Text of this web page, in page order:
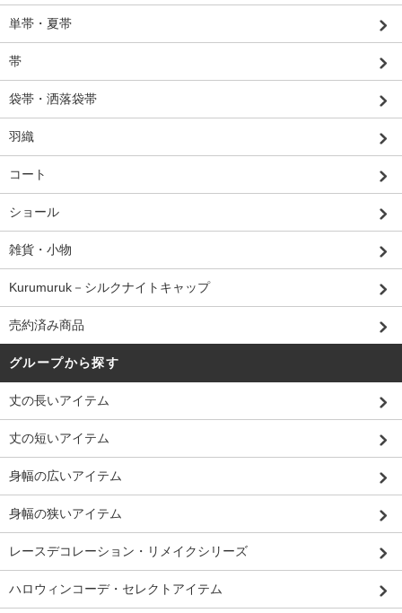
単帯・夏帯
帯
袋帯・洒落袋帯
羽織
コート
ショール
雑貨・小物
Kurumuruk－シルクナイトキャップ
売約済み商品
グループから探す
丈の長いアイテム
丈の短いアイテム
身幅の広いアイテム
身幅の狭いアイテム
レースデコレーション・リメイクシリーズ
ハロウィンコーデ・セレクトアイテム